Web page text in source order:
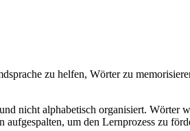
zu helfen, Wörter zu
nicht alphabetisch organisiert. Wörter
um den Lernprozess zu